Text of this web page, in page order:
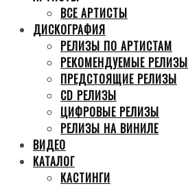
ВСЕ АРТИСТЫ
ДИСКОГРАФИЯ
РЕЛИЗЫ ПО АРТИСТАМ
РЕКОМЕНДУЕМЫЕ РЕЛИЗЫ
ПРЕДСТОЯЩИЕ РЕЛИЗЫ
CD РЕЛИЗЫ
ЦИФРОВЫЕ РЕЛИЗЫ
РЕЛИЗЫ НА ВИНИЛЕ
ВИДЕО
КАТАЛОГ
КАСТИНГИ